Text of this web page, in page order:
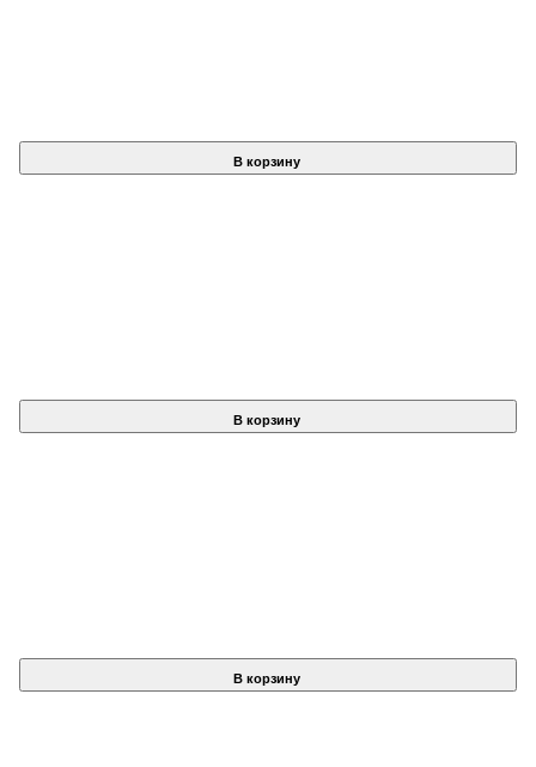
В корзину
В корзину
В корзину